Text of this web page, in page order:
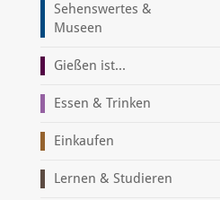
Sehenswertes &
Museen
Gießen ist...
Essen & Trinken
Einkaufen
Lernen & Studieren